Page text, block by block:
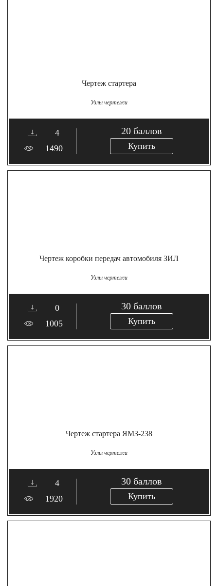
Чертеж стартера
Узлы чертежи
4
1490
20 баллов
Купить
Чертеж коробки передач автомобиля ЗИЛ
Узлы чертежи
0
1005
30 баллов
Купить
Чертеж стартера ЯМЗ-238
Узлы чертежи
4
1920
30 баллов
Купить